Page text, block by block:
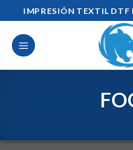
Saltar
al
contenido
IMPRESIÓN TEXTIL DTF